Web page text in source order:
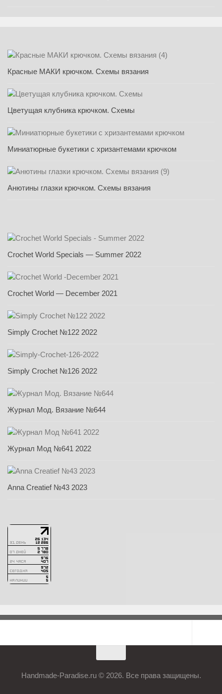
Красные МАКИ крючком. Схемы вязания
Цветущая клубника крючком. Схемы
Миниатюрные букетики с хризантемами крючком
Анютины глазки крючком. Схемы вязания
Crochet World Specials — Summer 2022
Crochet World — December 2021
Simply Crochet №122 2022
Simply Crochet №126 2022
Журнал Мод. Вязание №644
Журнал Мод №641 2022
Anna Creatief №43 2023
Handmade-Paradise.ru © 2026. Все права защищены.